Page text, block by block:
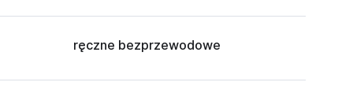
ręczne bezprzewodowe